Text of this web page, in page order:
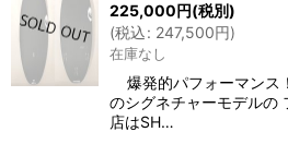
225,000円(税別)
(税込: 247,500円)
在庫なし
爆発的パフォーマンス
のシグネチャーモデル
店はSH…